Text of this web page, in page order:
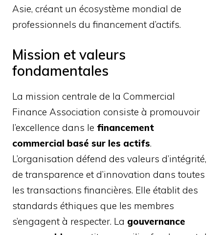
Asie, créant un écosystème mondial de
professionnels du financement d’actifs.
Mission et valeurs
fondamentales
La mission centrale de la Commercial
Finance Association consiste à promouvoir
l’excellence dans le financement
commercial basé sur les actifs.
L’organisation défend des valeurs d’intégrité,
de transparence et d’innovation dans toutes
les transactions financières. Elle établit des
standards éthiques que les membres
s’engagent à respecter. La gouvernance